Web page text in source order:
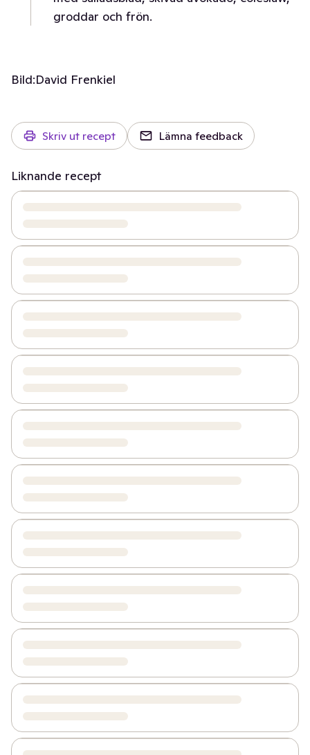
groddar och frön.
Bild:David Frenkiel
Skriv ut recept Lämna feedback
Liknande recept